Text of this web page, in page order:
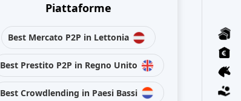
Piattaforme
Best Mercato P2P in Lettonia
Best Prestito P2P in Regno Unito
Best Crowdlending in Paesi Bassi